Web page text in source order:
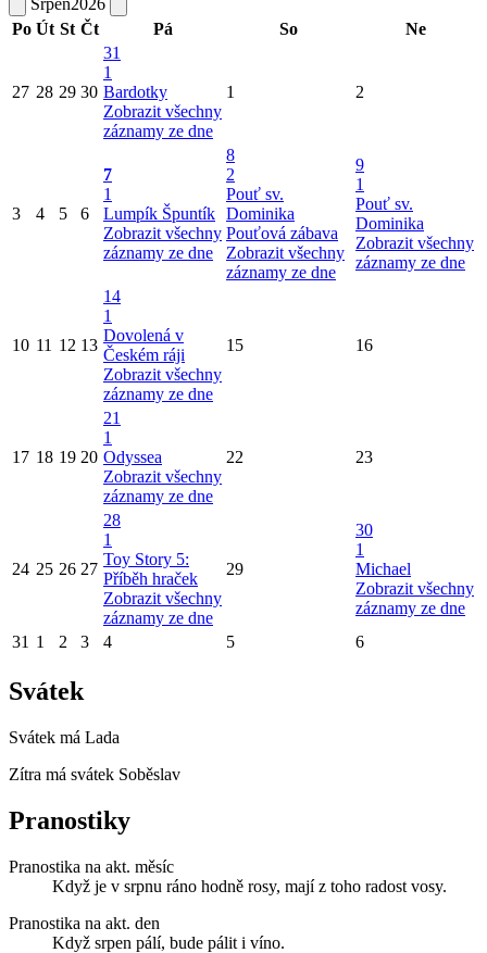
Srpen2026
Po Út St Čt Pá So Ne
27 28 29 30
31
1
Bardotky
Zobrazit všechny
záznamy ze dne
1 2
3 4 5 6
7
1
Lumpík Špuntík
Zobrazit všechny
záznamy ze dne
8
2
Pouť sv.
Dominika
Pouťová zábava
Zobrazit všechny
záznamy ze dne
9
1
Pouť sv.
Dominika
Zobrazit všechny
záznamy ze dne
10 11 12 13
14
1
Dovolená v
Českém ráji
Zobrazit všechny
záznamy ze dne
15 16
17 18 19 20
21
1
Odyssea
Zobrazit všechny
záznamy ze dne
22 23
24 25 26 27
28
1
Toy Story 5:
Příběh hraček
Zobrazit všechny
záznamy ze dne
29
30
1
Michael
Zobrazit všechny
záznamy ze dne
31 1 2 3 4 5 6
Svátek
Svátek má Lada
Zítra má svátek Soběslav
Pranostiky
Pranostika na akt. měsíc
Když je v srpnu ráno hodně rosy, mají z toho radost vosy.
Pranostika na akt. den
Když srpen pálí, bude pálit i víno.